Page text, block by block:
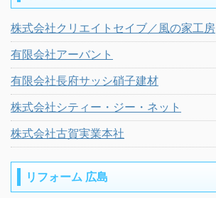
株式会社クリエイトセイブ／風の家工房
有限会社アーバント
有限会社長府サッシ硝子建材
株式会社シティー・ジー・ネット
株式会社古賀実業本社
リフォーム 広島